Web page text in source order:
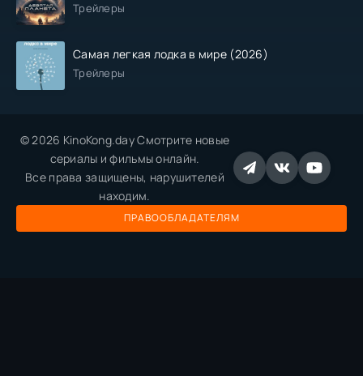
Трейлеры
Самая легкая лодка в мире (2026)
Трейлеры
© 2026 KinoKong.day Смотрите новые
сериалы и фильмы онлайн.
Все права защищены, нарушителей
находим.
ПРАВООБЛАДАТЕЛЯМ